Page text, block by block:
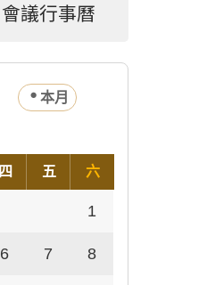
會議行事曆
本月
四 五 六
1
6 7 8